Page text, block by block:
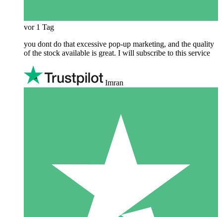
vor 1 Tag
you dont do that excessive pop-up marketing, and the quality
of the stock available is great. I will subscribe to this service
Imran